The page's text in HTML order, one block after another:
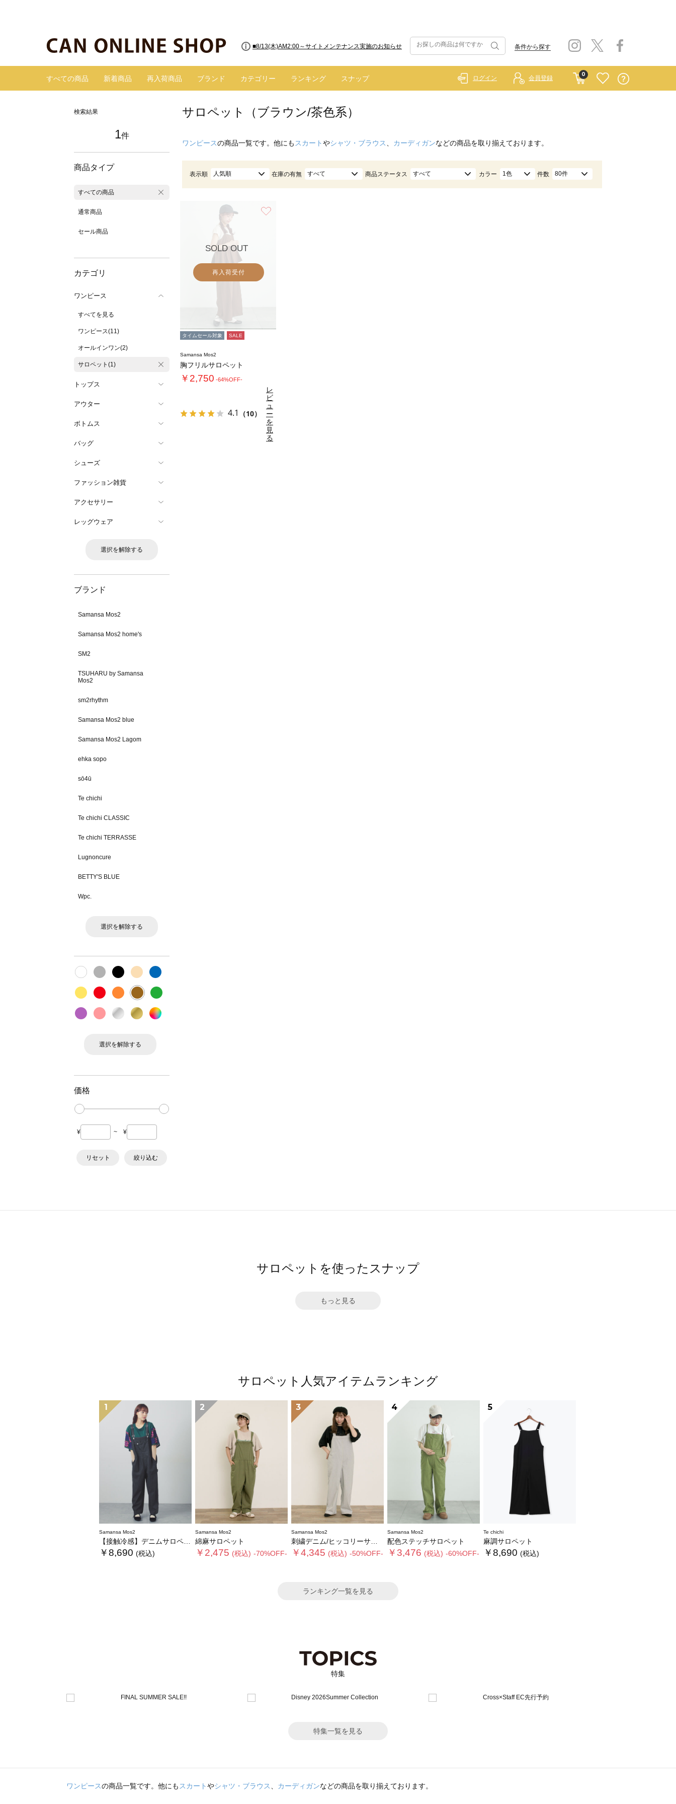
■8/13(木)AM2:00～サイトメンテナンス実施のお知らせ 条件から探す
すべての商品 新着商品 再入荷商品 ブランド カテゴリー ランキング スナップ
0
ログイン 会員登録
検索結果
1件
商品タイプ
すべての商品
通常商品
セール商品
カテゴリ
ワンピース
すべてを見る
ワンピース(11)
オールインワン(2)
サロペット(1)
トップス
アウター
ボトムス
バッグ
シューズ
ファッション雑貨
アクセサリー
レッグウェア
選択を解除する
ブランド
Samansa Mos2
Samansa Mos2 home's
SM2
TSUHARU by Samansa
Mos2
sm2rhythm
Samansa Mos2 blue
Samansa Mos2 Lagom
ehka sopo
sō4ū
Te chichi
Te chichi CLASSIC
Te chichi TERRASSE
Lugnoncure
BETTY'S BLUE
Wpc.
選択を解除する
選択を解除する
価格
¥ ~ ¥
リセット 絞り込む
サロペット（ブラウン/茶色系）
ワンピースの商品一覧です。他にも スカートやシャツ・ブラウス カーディガンなどの商品を取り揃えております。
表示順 人気順 在庫の有無 すべて 商品ステータス すべて カラー 1色 件数 80件
SOLD OUT
再入荷受付
タイムセール対象 SALE
Samansa Mos2
胸フリルサロペット
￥2,750 -64%OFF-
4.1 （10）
レ
ビ
ュ
ー
を
見
る
サロペットを使ったスナップ
もっと見る
サロペット人気アイテムランキング
1
Samansa Mos2
【接触冷感】デニムサロペット
￥8,690 (税込)
2
Samansa Mos2
綿麻サロペット
￥2,475 (税込) -70%OFF-
3
Samansa Mos2
刺繍デニム/ヒッコリーサロペットパンツ
￥4,345 (税込) -50%OFF-
4
Samansa Mos2
配色ステッチサロペット
￥3,476 (税込) -60%OFF-
5
Te chichi
麻調サロペット
￥8,690 (税込)
ランキング一覧を見る
特集
特集一覧を見る
ワンピースの商品一覧です。他にもスカートやシャツ・ブラウス、 カーディガンなどの商品を取り揃えております。